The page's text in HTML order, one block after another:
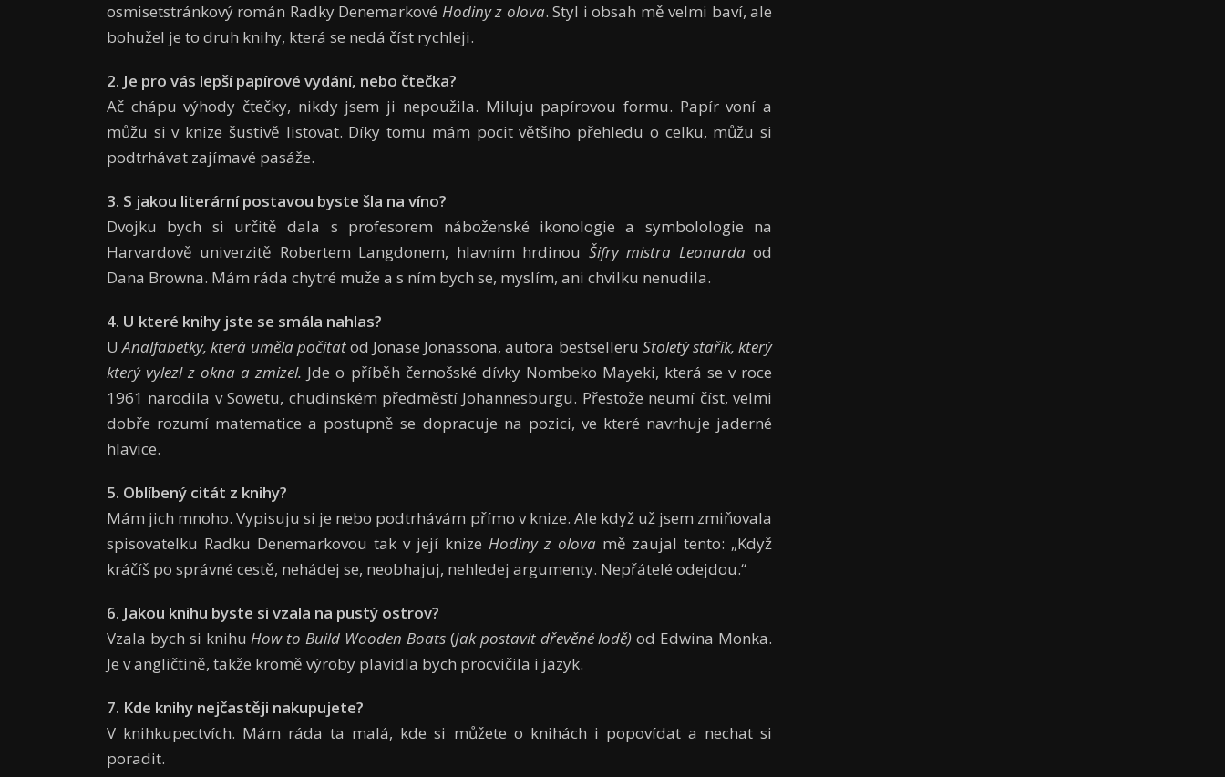
osmisetstránkový román Radky Denemarkové Hodiny z olova. Styl i obsah mě velmi baví, ale
bohužel je to druh knihy, která se nedá číst rychleji.
2. Je pro vás lepší papírové vydání, nebo čtečka?
Ač chápu výhody čtečky, nikdy jsem ji nepoužila. Miluju papírovou formu. Papír voní a
můžu si v knize šustivě listovat. Díky tomu mám pocit většího přehledu o celku, můžu si
podtrhávat zajímavé pasáže.
3. S jakou literární postavou byste šla na víno?
Dvojku bych si určitě dala s profesorem náboženské ikonologie a symbolologie na
Harvardově univerzitě Robertem Langdonem, hlavním hrdinou Šifry mistra Leonardaod
Dana Browna. Mám ráda chytré muže a s ním bych se, myslím, ani chvilku nenudila.
4. U které knihy jste se smála nahlas?
UAnalfabetky, která uměla počítatod Jonase Jonassona, autora bestselleru Stoletý stařík, který
který vylezl z okna a zmizel. Jde o příběh černošské dívky Nombeko Mayeki, která se v roce
1961 narodila v Sowetu, chudinském předměstí Johannesburgu. Přestože neumí číst, velmi
dobře rozumí matematice a postupně se dopracuje na pozici, ve které navrhuje jaderné
hlavice.
5. Oblíbený citát z knihy?
Mám jich mnoho. Vypisuju si je nebo podtrhávám přímo v knize. Ale když už jsem zmiňovala
spisovatelku Radku Denemarkovou tak v její knize Hodiny z olova mě zaujal tento: „Když
kráčíš po správné cestě, nehádej se, neobhajuj, nehledej argumenty. Nepřátelé odejdou.“
6. Jakou knihu byste si vzala na pustý ostrov?
Vzala bych si knihuHow to Build Wooden Boats(Jak postavit dřevěné lodě) od Edwina Monka.
Je v angličtině, takže kromě výroby plavidla bych procvičila i jazyk.
7. Kde knihy nejčastěji nakupujete?
V knihkupectvích. Mám ráda ta malá, kde si můžete o knihách i popovídat a nechat si
poradit.